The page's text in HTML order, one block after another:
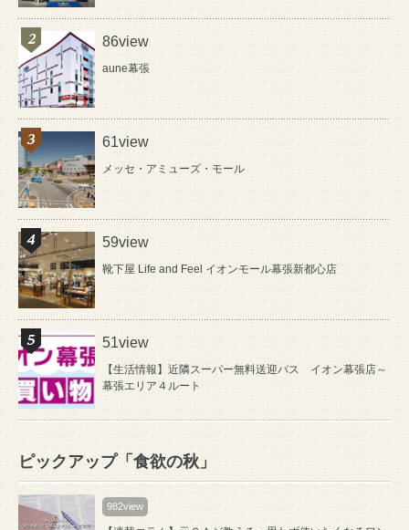
86view
aune幕張
61view
メッセ・アミューズ・モール
59view
靴下屋 Life and Feel イオンモール幕張新都心店
51view
【生活情報】近隣スーパー無料送迎バス イオン幕張店～
幕張エリア４ルート
ピックアップ「食欲の秋」
982view